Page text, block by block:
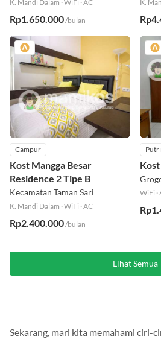
K. Mandi Dalam ·WiFi ·AC
Rp1.650.000/bulan
K.
Campur
Kost Mangga Besar
Residence 2 Tipe B
Kecamatan Taman Sari
K. Mandi Dalam ·WiFi ·AC
Rp2.400.000/bulan
Putri
WiFi ·
Lihat Semua
Sekarang, mari kita memahami ciri-